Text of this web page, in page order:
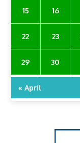
15 16
22 23
29 30
« April